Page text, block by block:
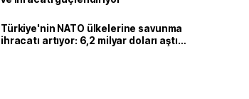
Türkiye'nin NATO ülkelerine savunma
ihracatı artıyor: 6,2 milyar doları aştı